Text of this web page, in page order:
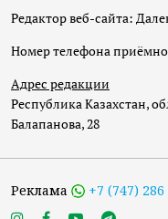
Редактор веб-сайта:
Номер телефона
Адрес редакции
Республика Казахстан,
Балапанова, 28
Реклама +7 (747) 286